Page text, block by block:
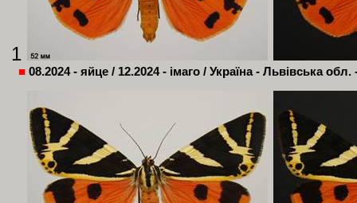
1
■ 08.2024 - яйце / 12.2024 - імаго / Україна - Львівська обл.